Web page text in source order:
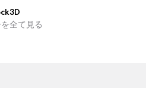
全て見る